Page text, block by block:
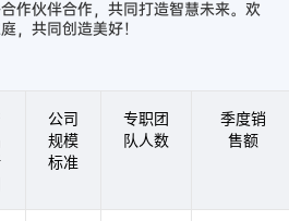
作伙伴合作，共同打造智慧未来。欢
，共同创造美好！
公司
规模
标准
专职团
队人数
季度销
售额